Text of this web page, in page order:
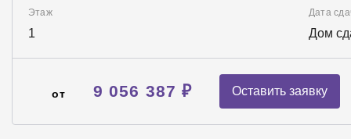
Этаж
1
Дата
Дом
от 9 056 387 ₽ Оставить заявку